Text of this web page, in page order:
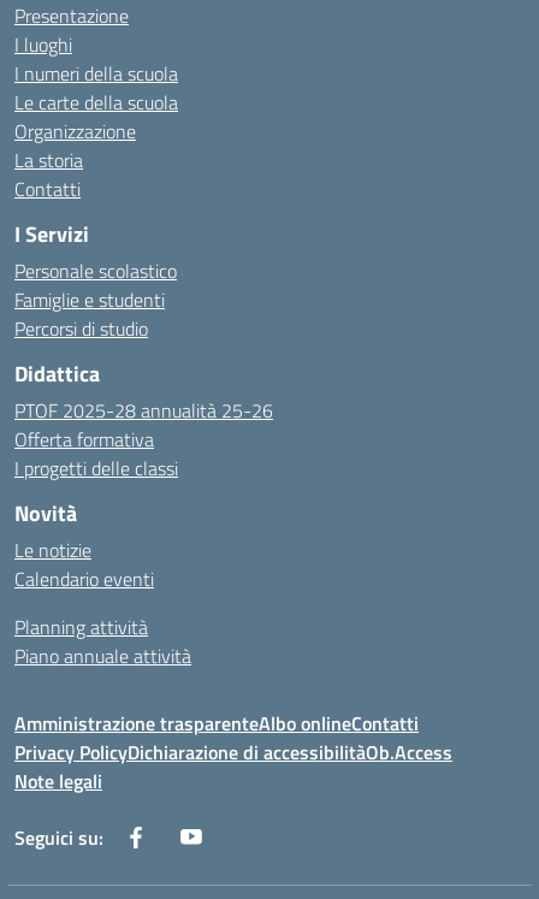
Presentazione
I luoghi
I numeri della scuola
Le carte della scuola
Organizzazione
La storia
Contatti
I Servizi
Personale scolastico
Famiglie e studenti
Percorsi di studio
Didattica
PTOF 2025-28 annualità 25-26
Offerta formativa
I progetti delle classi
Novità
Le notizie
Calendario eventi
Planning attività
Piano annuale attività
Amministrazione trasparenteAlbo onlineContatti
Privacy PolicyDichiarazione di accessibilitàOb.Access
Note legali
Seguici su: